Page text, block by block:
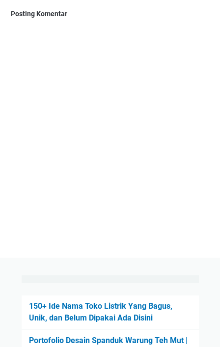
Posting Komentar
150+ Ide Nama Toko Listrik Yang Bagus,
Unik, dan Belum Dipakai Ada Disini
Portofolio Desain Spanduk Warung Teh Mut |